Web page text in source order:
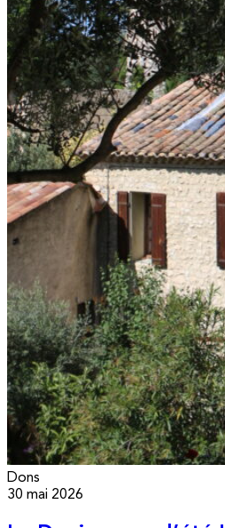
Dons
30 mai 2026